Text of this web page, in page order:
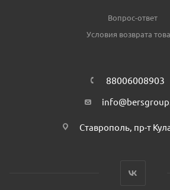
Вопрос-ответ
Условия возврата
88006008903
Ставрополь, пр-т